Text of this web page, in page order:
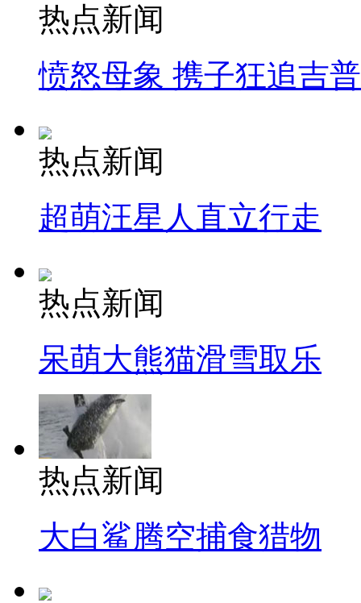
热点新闻
愤怒母象 携子狂追吉
热点新闻
超萌汪星人直立行走
热点新闻
呆萌大熊猫滑雪取乐
热点新闻
大白鲨腾空捕食猎物